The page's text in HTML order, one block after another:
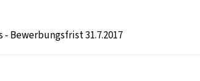
Bewerbungsfrist 31.7.2017